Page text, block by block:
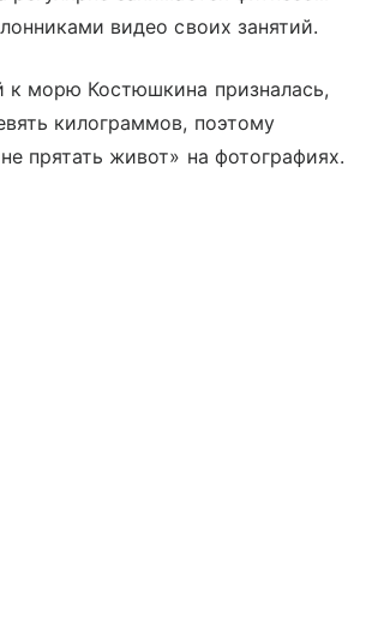
видео своих занятий.
к морю Костюшкина призналась,
килограммов, поэтому
прятать живот» на фотографиях.